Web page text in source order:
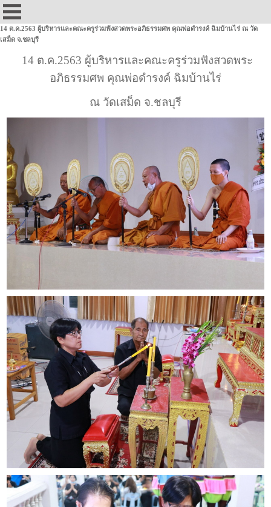
14 ต.ค.2563 ผู้บริหารและคณะครูร่วมฟังสวดพระอภิธรรมศพ คุณพ่อดำรงค์ ฉิมบ้านไร่ ณ วัด
เสม็ด จ.ชลบุรี
14 ต.ค.2563 ผู้บริหารและคณะครูร่วมฟังสวดพระ
อภิธรรมศพ คุณพ่อดำรงค์ ฉิมบ้านไร่
ณ วัดเสม็ด จ.ชลบุรี